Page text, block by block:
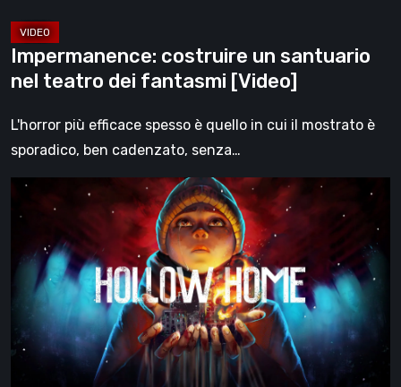
Impermanence: costruire un santuario
nel teatro dei fantasmi [Video]
L'horror più efficace spesso è quello in cui il mostrato è
sporadico, ben cadenzato, senza…
Hollow
Home
Anteprima:
l’ultimo
giorno
normale